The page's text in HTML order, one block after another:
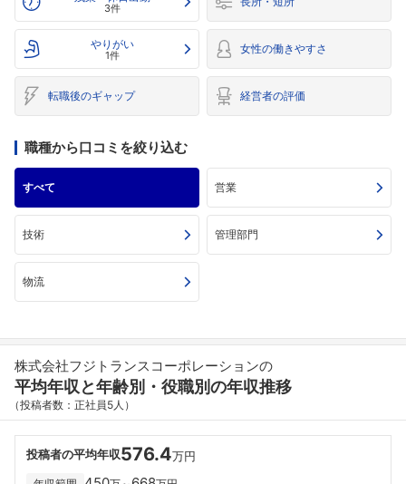
3件
やりがい
1件 女性の働きやすさ
転職後のギャップ 経営者の評価
職種から口コミを絞り込む
すべて 営業
技術 管理部門
物流
株式会社フジトランスコーポレーションの
平均年収と年齢別・役職別の年収推移
（投稿者数：正社員5人）
投稿者の平均年収576.4万円